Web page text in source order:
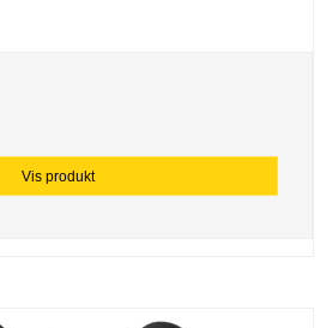
Vis produkt